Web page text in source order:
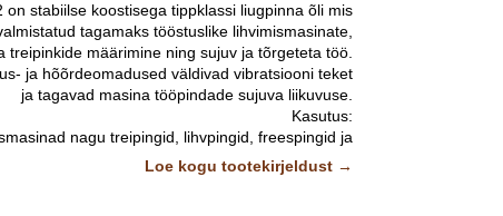
on stabiilse koostisega tippklassi liugpinna õli mis
tagamaks tööstuslike lihvimismasinate,
treipinkide määrimine ning sujuv ja tõrgeteta töö.
ja hõõrdeomadused väldivad vibratsiooni teket
ja tagavad masina tööpindade sujuva liikuvuse.
Kasutus:
nagu treipingid, lihvpingid, freespingid ja
juhtpindade, haaratsite, juhikute, tsentripuki,
padruni ja suportite määrimiseks.
Loe kogu tootekirjeldust →